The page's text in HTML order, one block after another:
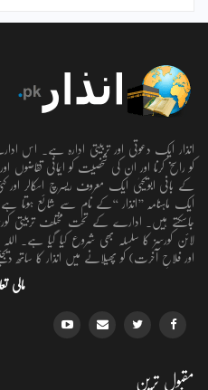
انذار ایک دعوتی اور تربیتی ادارہ ہے۔ اس
کو راسخ کرنا اور ان کی شخصیت کو ایمانی
کے بانی ابویحییٰ ایک معروف ریسرچ اسکالر
ایک ماہنامہ ’’انذار ‘‘کے نام سے شائع
جاسکتے ہیں۔ ادارے کے تحت مختلف تربیتی
لائن کورسز کا سلسلہ بھی شروع کیا گیا ہے۔
اور فلاحِ آخرت) کو پھیلانے میں انذار کا ساتھ
مالی
مقبول ترین